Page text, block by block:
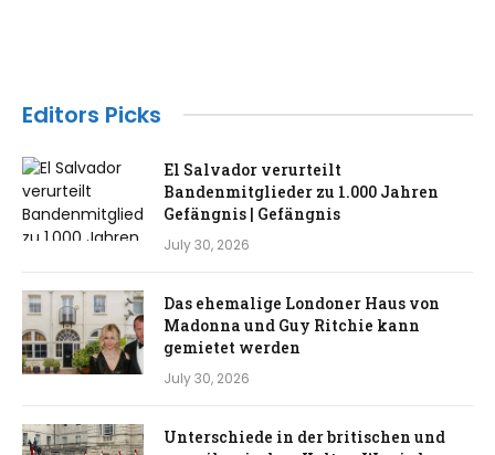
Editors Picks
El Salvador verurteilt
Bandenmitglieder zu 1.000 Jahren
Gefängnis | Gefängnis
July 30, 2026
Das ehemalige Londoner Haus von
Madonna und Guy Ritchie kann
gemietet werden
July 30, 2026
Unterschiede in der britischen und